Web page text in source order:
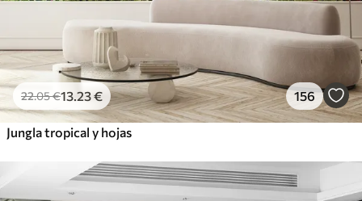
22.05€13 .23€ 156
Jungla tropical y hojas